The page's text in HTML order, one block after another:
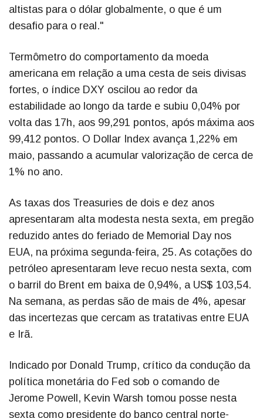
altistas para o dólar globalmente, o que é um
desafio para o real."
Termômetro do comportamento da moeda
americana em relação a uma cesta de seis divisas
fortes, o índice DXY oscilou ao redor da
estabilidade ao longo da tarde e subiu 0,04% por
volta das 17h, aos 99,291 pontos, após máxima aos
99,412 pontos. O Dollar Index avança 1,22% em
maio, passando a acumular valorização de cerca de
1% no ano.
As taxas dos Treasuries de dois e dez anos
apresentaram alta modesta nesta sexta, em pregão
reduzido antes do feriado de Memorial Day nos
EUA, na próxima segunda-feira, 25. As cotações do
petróleo apresentaram leve recuo nesta sexta, com
o barril do Brent em baixa de 0,94%, a US$ 103,54.
Na semana, as perdas são de mais de 4%, apesar
das incertezas que cercam as tratativas entre EUA
e Irã.
Indicado por Donald Trump, crítico da condução da
política monetária do Fed sob o comando de
Jerome Powell, Kevin Warsh tomou posse nesta
sexta como presidente do banco central norte-